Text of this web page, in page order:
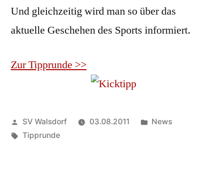
Und gleichzeitig wird man so über das
aktuelle Geschehen des Sports informiert.
Zur Tipprunde >>
Veröffentlicht
von
SV Walsdorf 03.08.2011
Veröffentlicht
News
Schlagwörter:
Tipprunde